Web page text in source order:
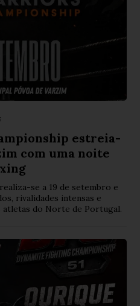
estreia-
com uma noite
se a 19 de setembro e
rivalidades intensas e
atletas do Norte de Portugal.